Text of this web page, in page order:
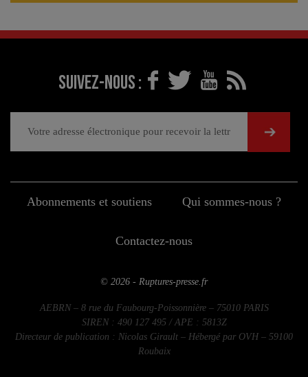
Suivez-nous :
Abonnements et soutiens Qui sommes-nous ?
Contactez-nous
© 2026 - Ruptures-presse.fr
AEBRN – 8 rue du Faubourg-Poissonnière – 75010 PARIS
SIREN : 490 127 495 / APE : 5813Z
Directeur de publication : Nicolas Girault – Hébergé par OVH – 59100
Roubaix